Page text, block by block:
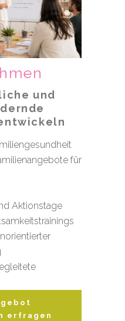
und
für
Aktionstage
erfragen